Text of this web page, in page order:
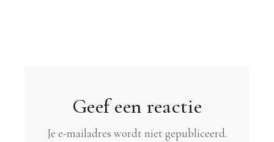
Geef een reactie
Je e-mailadres wordt niet gepubliceerd.